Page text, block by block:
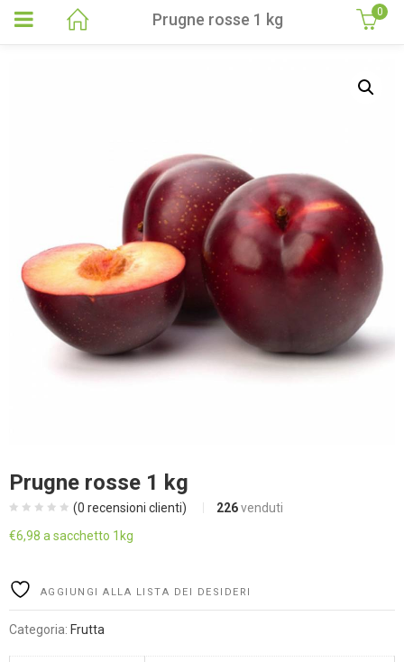
Prugne rosse 1 kg 0
Prugne rosse 1 kg
(0 recensioni clienti) 226 venduti
€6,98 a sacchetto 1kg
Alternative:
AGGIUNGI ALLA LISTA DEI DESIDERI
Categoria: Frutta